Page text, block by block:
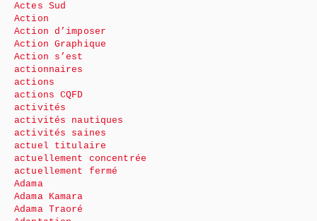
Actes Sud
Action
Action d’imposer
Action Graphique
Action s’est
actionnaires
actions
actions CQFD
activités
activités nautiques
activités saines
actuel titulaire
actuellement concentrée
actuellement fermé
Adama
Adama Kamara
Adama Traoré